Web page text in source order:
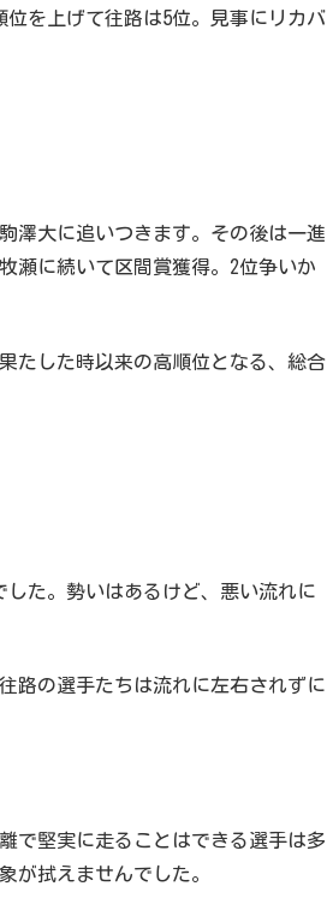
を上げて往路は5位。見事にリカバ
澤大に追いつきます。その後は一進
瀬に続いて区間賞獲得。2位争いか
たした時以来の高順位となる、総合
た。勢いはあるけど、悪い流れに
路の選手たちは流れに左右されずに
で堅実に走ることはできる選手は多
が拭えませんでした。